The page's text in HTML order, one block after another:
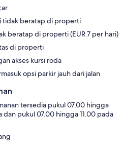
tidak beratap di properti
beratap di properti (EUR 7 per hari)
di properti
akses kursi roda
opsi parkir jauh dari jalan
tersedia pukul 07.00 hingga
dan pukul 07.00 hingga 11.00 pada